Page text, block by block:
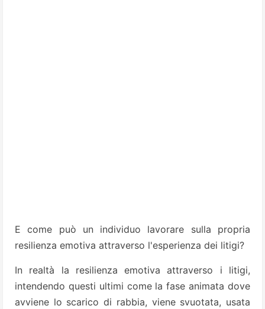
E come può un individuo lavorare sulla propria
resilienza emotiva attraverso l'esperienza dei litigi?
In realtà la resilienza emotiva attraverso i litigi,
intendendo questi ultimi come la fase animata dove
avviene lo scarico di rabbia, viene svuotata, usata